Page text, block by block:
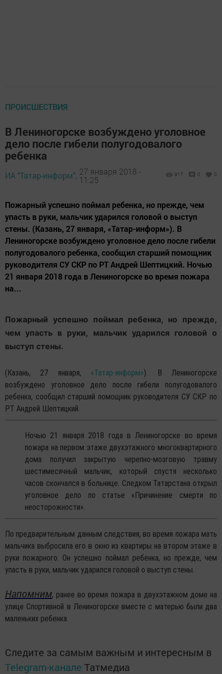
ПРОИСШЕСТВИЯ
В Лениногорске возбуждено уголовное
дело после гибели полугодовалого
ребенка
ИА "Татар-информ", 27 января 2018 -
11:25
917 0 0
Пожарный успешно поймал ребенка, но прежде, чем
упасть в руки, мальчик ударился головой о выступ
стены. (Казань, 27 января, «Татар-информ»). В
Лениногорске возбуждено уголовное дело после гибели
полугодовалого ребенка, сообщил старший помощник
руководителя СУ СКР по РТ Андрей Шептицкий. Ночью
21 января 2018 года в Лениногорске во время пожара
на...
Пожарный успешно поймал ребенка, но прежде,
чем упасть в руки, мальчик ударился головой о
выступ стены.
(Казань, 27 января, «Татар-информ»). В Лениногорске
возбуждено уголовное дело после гибели полугодовалого
ребенка, сообщил старший помощник руководителя СУ СКР по
РТ Андрей Шептицкий.
Ночью 21 января 2018 года в Лениногорске во время
пожара на первом этаже двухэтажного многоквартирного
дома получил закрытую черепно-мозговую травму
шестимесячный мальчик, который спустя несколько
часов скончался в больнице. Следком Татарстана открыл
уголовное дело по статье «Причинение смерти по
неосторожности».
По предварительным данным следствия, во время пожара мать
мальчика выбросила его в окно из квартиры на втором этаже в
руки пожарного. Он успешно поймал ребенка, но прежде, чем
упасть в руки, мальчик ударился головой о выступ стены.
Напомним, ранее во время пожара в двухэтажном доме на
улице Спортивной в Лениногорске вместе с матерью были два
маленьких ребенка.
Следите за самым важным и интересным в
Telegram-канале Татмедиа